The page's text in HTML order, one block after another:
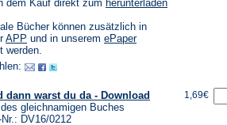
dem Kauf direkt zum herunterladen
Bücher können zusätzlich in
APP (Öffnet
in
neuen
und in unserem ePaper(Öffnet
werden.
dann warst du da - Download
gleichnamigen Buches
DV16/0212
1,69€